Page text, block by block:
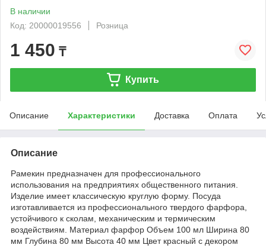
В наличии
Код: 20000019556
Розница
1 450 ₸
Купить
Описание Характеристики Доставка Оплата
Описание
Рамекин предназначен для профессионального
использования на предприятиях общественного питания.
Изделие имеет классическую круглую форму. Посуда
изготавливается из профессионального твердого фарфора,
устойчивого к сколам, механическим и термическим
воздействиям. Материал фарфор Объем 100 мл Ширина 80
мм Глубина 80 мм Высота 40 мм Цвет красный с декором